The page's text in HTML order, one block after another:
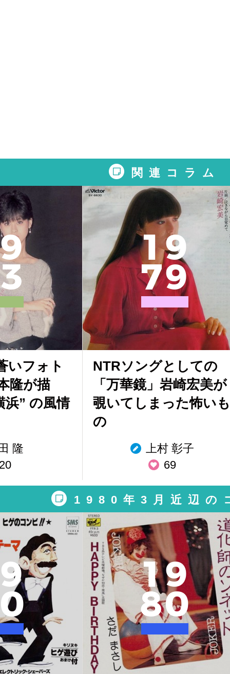
関連コラム
9
3
いフォト
隆が描
浜” の風情
隆
19
79
NTRソングとしての
「万華鏡」岩崎宏美が
覗いてしまった怖いも
の
上村 彰子
69
1980年3月近辺の
9
1 9
80